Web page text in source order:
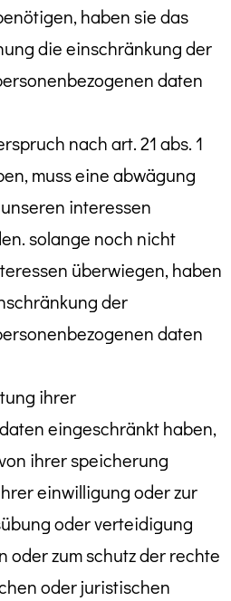
haben sie das
die einschränkung der
daten
nach art. 21 abs. 1
muss eine abwägung
interessen
solange noch nicht
überwiegen, haben
der
daten
ihrer
eingeschränkt haben,
ihrer speicherung
einwilligung oder zur
oder verteidigung
oder zum schutz der rechte
oder juristischen